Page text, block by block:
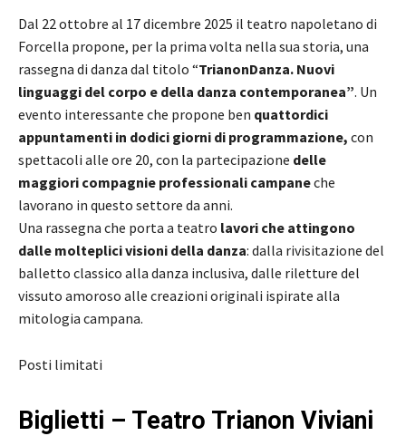
Dal 22 ottobre al 17 dicembre 2025 il teatro napoletano di
Forcella propone, per la prima volta nella sua storia, una
rassegna di danza dal titolo “TrianonDanza. Nuovi
linguaggi del corpo e della danza contemporanea”. Un
evento interessante che propone ben quattordici
appuntamenti in dodici giorni di programmazione, con
spettacoli alle ore 20, con la partecipazione delle
maggiori compagnie professionali campaneche
lavorano in questo settore da anni.
Una rassegna che porta a teatro lavori che attingono
dalle molteplici visioni della danza: dalla rivisitazione del
balletto classico alla danza inclusiva, dalle riletture del
vissuto amoroso alle creazioni originali ispirate alla
mitologia campana.
Posti limitati
Biglietti – Teatro Trianon Viviani